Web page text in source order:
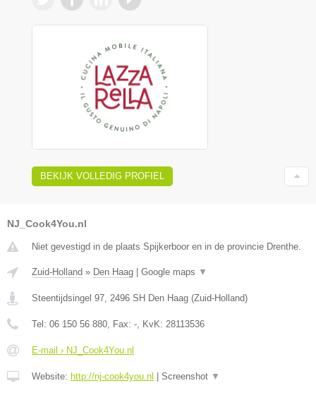
BEKIJK VOLLEDIG PROFIEL
NJ_Cook4You.nl
Niet gevestigd in de plaats Spijkerboor en in de provincie Drenthe.
Zuid-Holland » Den Haag | Google maps ▼
Steentijdsingel 97 2496 SH Den Haag (Zuid-Holland)
Tel: 06 150 56 880 , Fax: - , KvK: 28113536
E-mail › NJ_Cook4You.nl
Website: http://nj-cook4you.nl | Screenshot ▼